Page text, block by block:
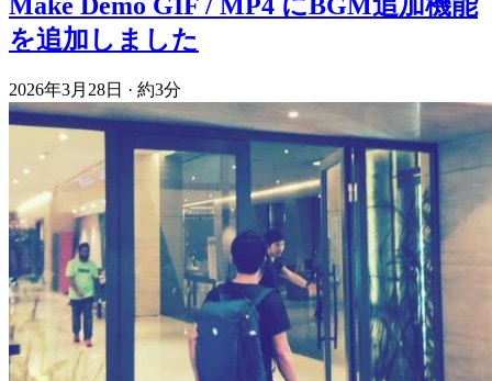
を追加しました
2026年3月28日 · 約3分